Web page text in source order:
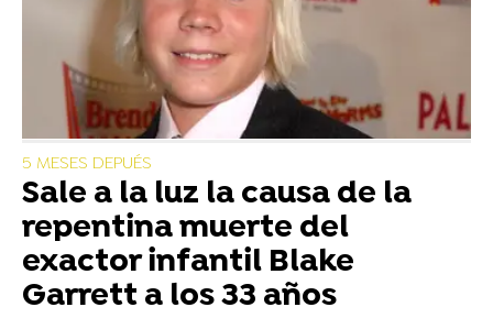
5 MESES DEPUÉS
Sale a la luz la causa de la
repentina muerte del
exactor infantil Blake
Garrett a los 33 años